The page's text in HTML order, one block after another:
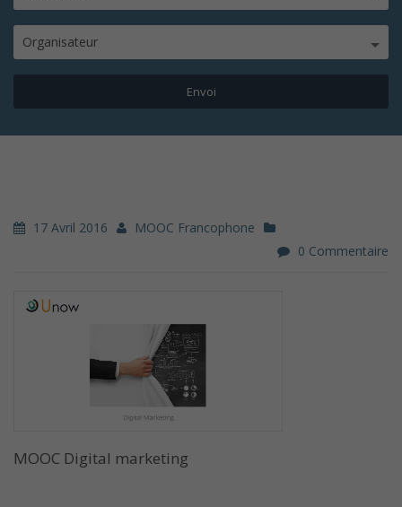
Organisateur
17 Avril 2016
MOOC Francophone
0 Commentaire
MOOC Digital marketing